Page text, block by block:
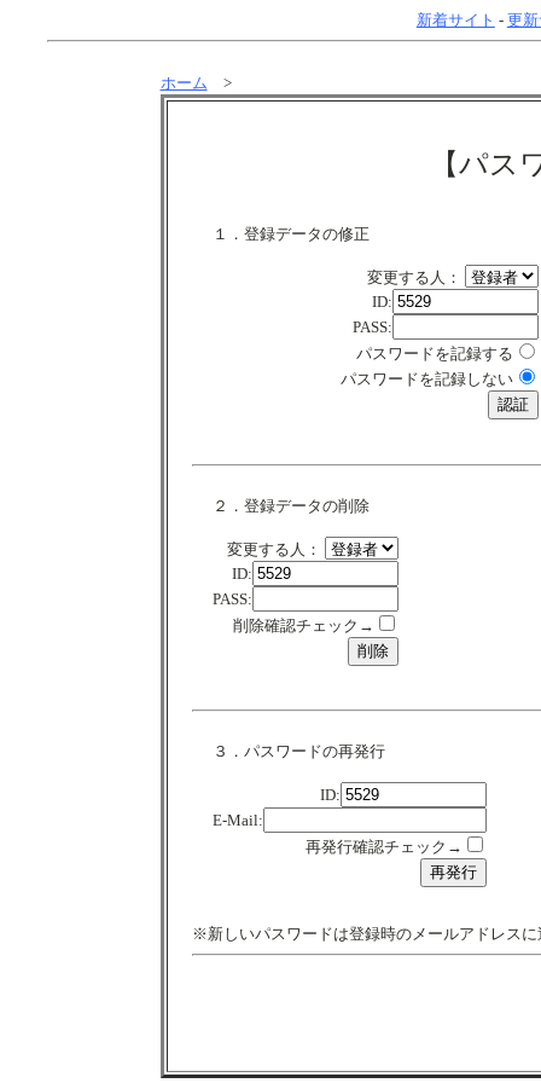
新着サイト - 更
ホーム >
【パス
１．登録データの修正
変更する人：
ID:
PASS:
パスワードを記録する
パスワードを記録しない
２．登録データの削除
変更する人：
ID:
PASS:
削除確認チェック→
３．パスワードの再発行
ID:
E-Mail:
再発行確認チェック→
※新しいパスワードは登録時のメールアドレスに